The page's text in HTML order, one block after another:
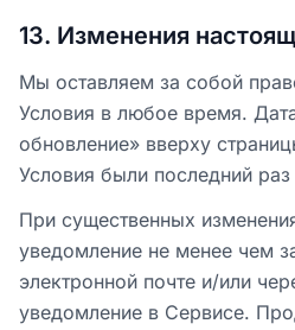
13. Изменения
Мы оставляем за собой
Условия в любое время.
обновление» вверху
Условия были последний
При существенных
уведомление не менее чем
электронной почте и/или
уведомление в Сервисе.